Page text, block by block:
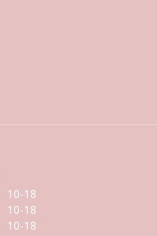
10-18
10-18
10-18